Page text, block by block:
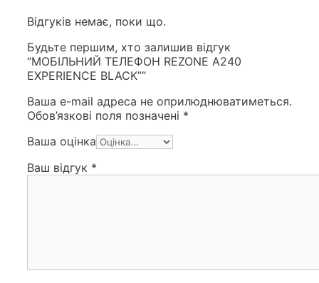
Відгуків немає, поки що.
Будьте першим, хто залишив відгук
“МОБІЛЬНИЙ ТЕЛЕФОН REZONE A240
EXPERIENCE BLACK”“
Ваша e-mail адреса не оприлюднюватиметься.
Обов’язкові поля позначені *
Ваша оцінка
Ваш відгук *